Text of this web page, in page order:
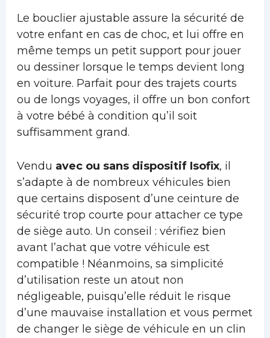
Le bouclier ajustable assure la sécurité de
votre enfant en cas de choc, et lui offre en
même temps un petit support pour jouer
ou dessiner lorsque le temps devient long
en voiture. Parfait pour des trajets courts
ou de longs voyages, il offre un bon confort
à votre bébé à condition qu’il soit
suffisamment grand.
Vendu avec ou sans dispositif Isofix, il
s’adapte à de nombreux véhicules bien
que certains disposent d’une ceinture de
sécurité trop courte pour attacher ce type
de siège auto. Un conseil : vérifiez bien
avant l’achat que votre véhicule est
compatible ! Néanmoins, sa simplicité
d’utilisation reste un atout non
négligeable, puisqu’elle réduit le risque
d’une mauvaise installation et vous permet
de changer le siège de véhicule en un clin